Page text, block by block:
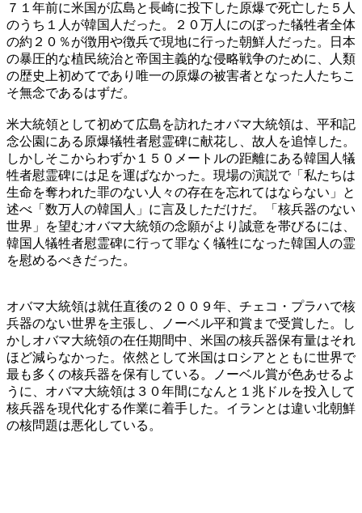
７１年前に米国が広島と長崎に投下した原爆で死亡した５人
のうち１人が韓国人だった。２０万人にのぼった犠牲者全体
の約２０％が徴用や徴兵で現地に行った朝鮮人だった。日本
の暴圧的な植民統治と帝国主義的な侵略戦争のために、人類
の歴史上初めてであり唯一の原爆の被害者となった人たちこ
そ無念であるはずだ。
米大統領として初めて広島を訪れたオバマ大統領は、平和記
念公園にある原爆犠牲者慰霊碑に献花し、故人を追悼した。
しかしそこからわずか１５０メートルの距離にある韓国人犠
牲者慰霊碑には足を運ばなかった。現場の演説で「私たちは
生命を奪われた罪のない人々の存在を忘れてはならない」と
述べ「数万人の韓国人」に言及しただけだ。「核兵器のない
世界」を望むオバマ大統領の念願がより誠意を帯びるには、
韓国人犠牲者慰霊碑に行って罪なく犠牲になった韓国人の霊
を慰めるべきだった。
オバマ大統領は就任直後の２００９年、チェコ・プラハで核
兵器のない世界を主張し、ノーベル平和賞まで受賞した。し
かしオバマ大統領の在任期間中、米国の核兵器保有量はそれ
ほど減らなかった。依然として米国はロシアとともに世界で
最も多くの核兵器を保有している。ノーベル賞が色あせるよ
うに、オバマ大統領は３０年間になんと１兆ドルを投入して
核兵器を現代化する作業に着手した。イランとは違い北朝鮮
の核問題は悪化している。